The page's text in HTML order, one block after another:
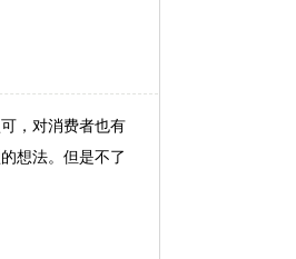
，对消费者也有
想法。但是不了